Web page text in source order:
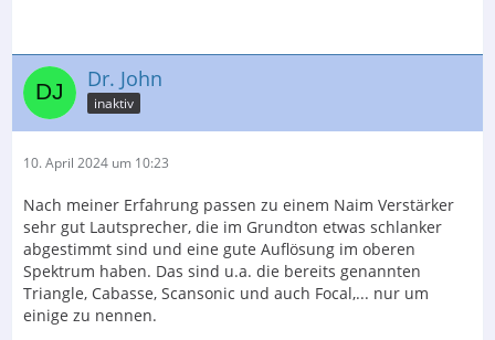
Dr. John
inaktiv
10. April 2024 um 10:23
Nach meiner Erfahrung passen zu einem Naim Verstärker
sehr gut Lautsprecher, die im Grundton etwas schlanker
abgestimmt sind und eine gute Auflösung im oberen
Spektrum haben. Das sind u.a. die bereits genannten
Triangle, Cabasse, Scansonic und auch Focal,... nur um
einige zu nennen.